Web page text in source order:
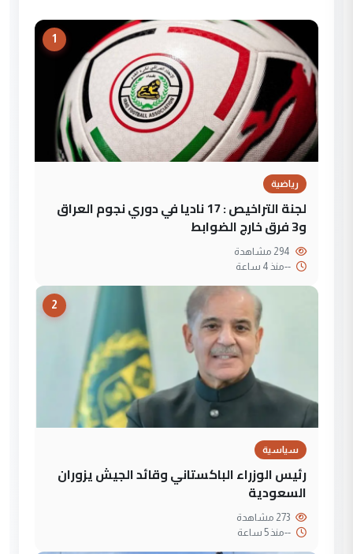
1
رياضية
لجنة التراخيص : 17 ناديا في دوري نجوم العراق
و3 فرق خارج الضوابط
--منذ 4 ساعة
2
سياسية
رئيس الوزراء الباكستاني وقائد الجيش يزوران
السعودية
--منذ 5 ساعة